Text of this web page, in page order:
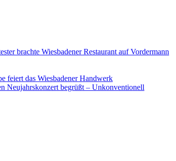
brachte Wiesbadener Restaurant auf Vordermann
feiert das Wiesbadener Handwerk
Neujahrskonzert begrüßt – Unkonventionell